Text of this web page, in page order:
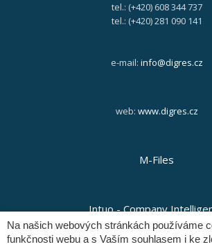
tel.: (+420) 608 344 737
tel.: (+420) 281 090 141
e-mail: info@digres.cz
web: www.digres.cz
M-Files
Intuo - Company
Na našich webových stránkách používáme
funkčnosti webu a s Vaším souhlasem i ke